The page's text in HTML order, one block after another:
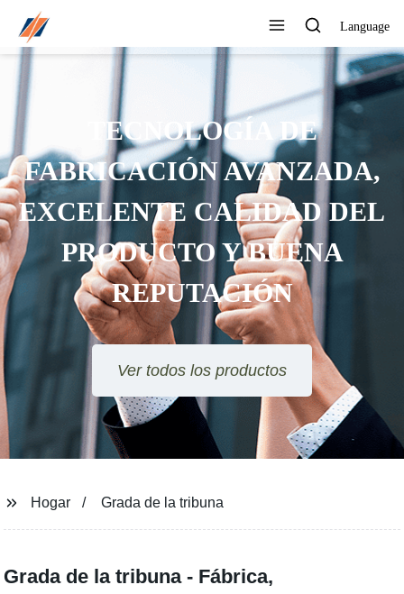
Language
TECNOLOGÍA DE
FABRICACIÓN AVANZADA,
EXCELENTE CALIDAD DEL
PRODUCTO Y BUENA
REPUTACIÓN
Ver todos los productos
Hogar Grada de la tribuna
Grada de la tribuna - Fábrica,